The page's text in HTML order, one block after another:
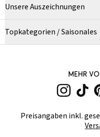
Unsere Auszeichnungen
Topkategorien / Saisonales
MEHR
Preisangaben inkl.